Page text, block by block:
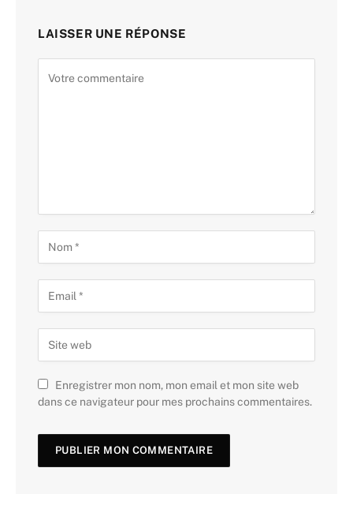
LAISSER UNE RÉPONSE
Enregistrer mon nom, mon email et mon site web
dans ce navigateur pour mes prochains commentaires.